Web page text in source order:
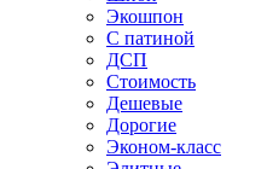
Экошпон
С патиной
ДСП
Стоимость
Дешевые
Дорогие
Эконом-класс